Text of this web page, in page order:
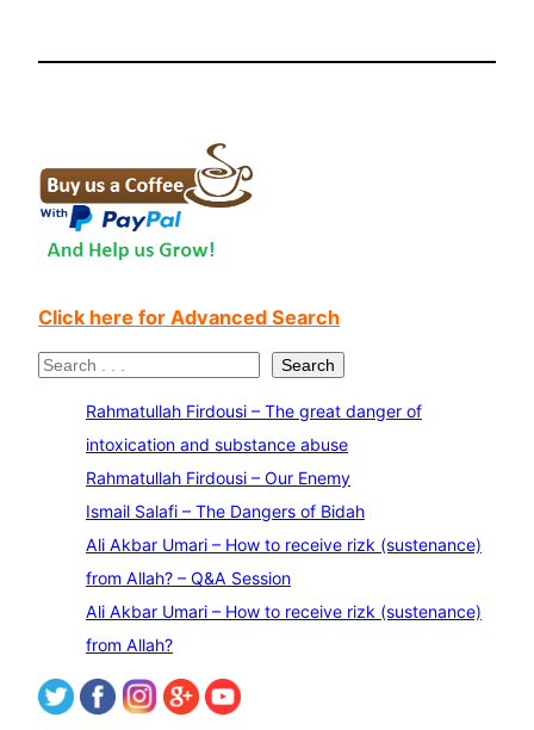
Click here for Advanced Search
S
Search
Rahmatullah Firdousi – The great danger of
intoxication and substance abuse
Rahmatullah Firdousi – Our Enemy
Ismail Salafi – The Dangers of Bidah
Ali Akbar Umari – How to receive rizk (sustenance)
from Allah? – Q&A Session
Ali Akbar Umari – How to receive rizk (sustenance)
from Allah?